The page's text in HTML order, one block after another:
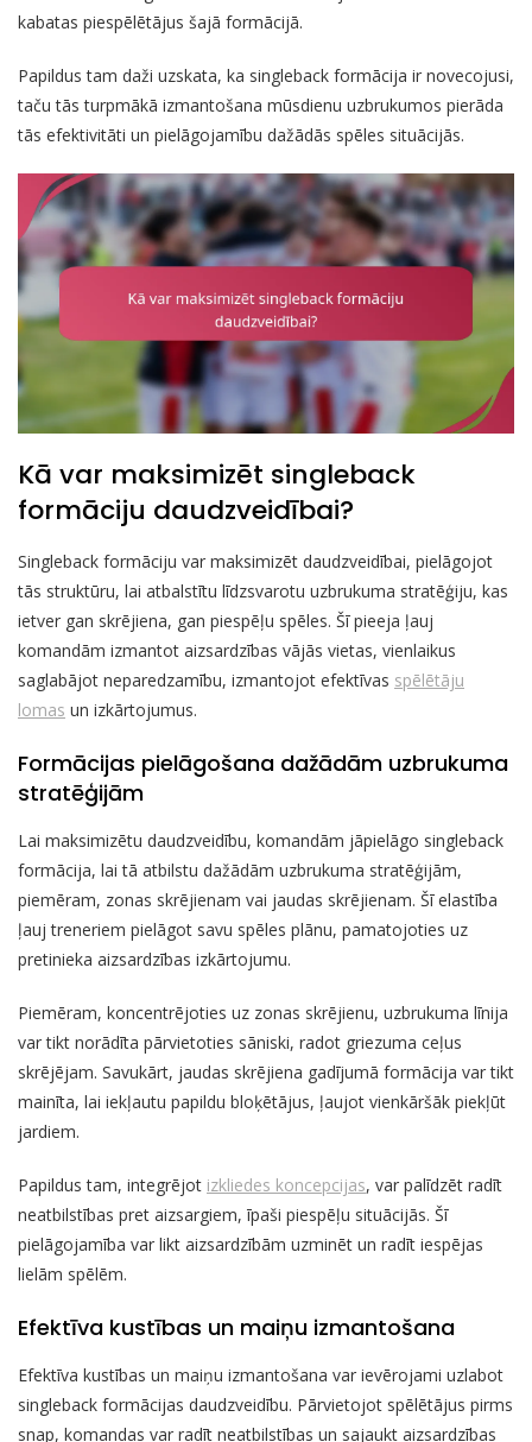
kabatas piespēlētājus šajā formācijā.
Papildus tam daži uzskata, ka singleback formācija ir novecojusi,
taču tās turpmākā izmantošana mūsdienu uzbrukumos pierāda
tās efektivitāti un pielāgojamību dažādās spēles situācijās.
Kā var maksimizēt singleback
formāciju daudzveidībai?
Singleback formāciju var maksimizēt daudzveidībai, pielāgojot
tās struktūru, lai atbalstītu līdzsvarotu uzbrukuma stratēģiju, kas
ietver gan skrējiena, gan piespēļu spēles. Šī pieeja ļauj
komandām izmantot aizsardzības vājās vietas, vienlaikus
saglabājot neparedzamību, izmantojot efektīvas spēlētāju
lomas un izkārtojumus.
Formācijas pielāgošana dažādām uzbrukuma
stratēģijām
Lai maksimizētu daudzveidību, komandām jāpielāgo singleback
formācija, lai tā atbilstu dažādām uzbrukuma stratēģijām,
piemēram, zonas skrējienam vai jaudas skrējienam. Šī elastība
ļauj treneriem pielāgot savu spēles plānu, pamatojoties uz
pretinieka aizsardzības izkārtojumu.
Piemēram, koncentrējoties uz zonas skrējienu, uzbrukuma līnija
var tikt norādīta pārvietoties sāniski, radot griezuma ceļus
skrējējam. Savukārt, jaudas skrējiena gadījumā formācija var tikt
mainīta, lai iekļautu papildu bloķētājus, ļaujot vienkāršāk piekļūt
jardiem.
Papildus tam, integrējot izkliedes koncepcijas, var palīdzēt radīt
neatbilstības pret aizsargiem, īpaši piespēļu situācijās. Šī
pielāgojamība var likt aizsardzībām uzminēt un radīt iespējas
lielām spēlēm.
Efektīva kustības un maiņu izmantošana
Efektīva kustības un maiņu izmantošana var ievērojami uzlabot
singleback formācijas daudzveidību. Pārvietojot spēlētājus pirms
snap, komandas var radīt neatbilstības un sajaukt aizsardzības